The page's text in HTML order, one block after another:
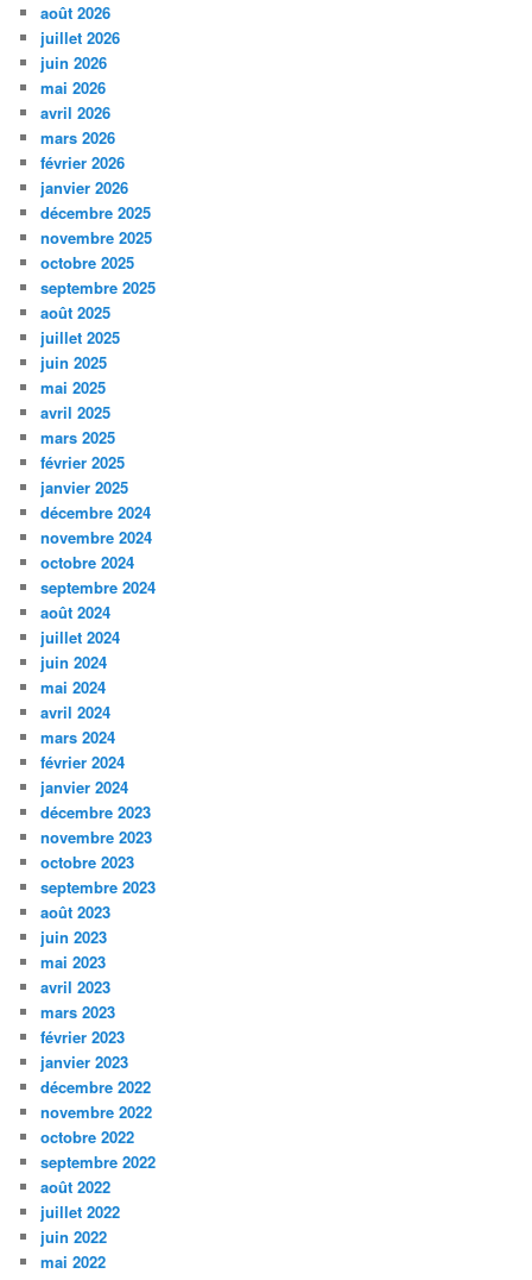
août 2026
juillet 2026
juin 2026
mai 2026
avril 2026
mars 2026
février 2026
janvier 2026
décembre 2025
novembre 2025
octobre 2025
septembre 2025
août 2025
juillet 2025
juin 2025
mai 2025
avril 2025
mars 2025
février 2025
janvier 2025
décembre 2024
novembre 2024
octobre 2024
septembre 2024
août 2024
juillet 2024
juin 2024
mai 2024
avril 2024
mars 2024
février 2024
janvier 2024
décembre 2023
novembre 2023
octobre 2023
septembre 2023
août 2023
juin 2023
mai 2023
avril 2023
mars 2023
février 2023
janvier 2023
décembre 2022
novembre 2022
octobre 2022
septembre 2022
août 2022
juillet 2022
juin 2022
mai 2022